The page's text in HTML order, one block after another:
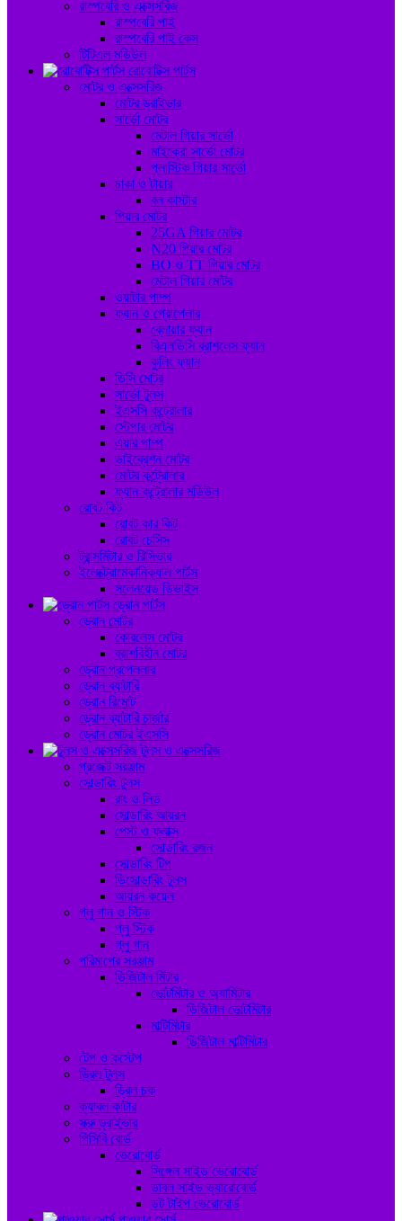
রাস্পবেরি ও এক্সেসরিজ
রাস্পবেরি পাই
রাস্পবেরি পাই কেস
টিটিএল মডিউল
রোবোটিক্স পার্টস
মোটর ও এক্সেসরিজ
মোটর ড্রাইভার
সার্ভো মোটর
মেটাল গিয়ার সার্ভো
মাইক্রো সার্ভো মোটর
প্লাস্টিক গিয়ার সার্ভো
চাকা ও টায়ার
বল কাস্টার
গিয়ার মোটর
25GA গিয়ার মোটর
N20 গিয়ার মোটর
BO ও TT গিয়ার মোটর
মেটাল গিয়ার মোটর
ওয়াটার পাম্প
ফ্যান ও প্রোপেলার
ব্লোয়ার ফ্যান
বিএলডিসি ব্রাশলেস ফ্যান
কুলিং ফ্যান
ডিসি মোটর
সার্ভো টুলস
ইএসসি কন্ট্রোলার
স্টেপার মোটর
এয়ার পাম্প
ভাইব্রেশন মোটর
মোটর কন্ট্রোলার
ফ্যান কন্ট্রোলার মডিউল
রোবট কিট
রোবট কার কিট
রোবট চেসিস
ট্রান্সমিটার ও রিসিভার
ইলেক্ট্রোমেকানিক্যাল পার্টস
সলেনয়েড ডিভাইস
ড্রোন পার্টস
ড্রোন মোটর
কোরলেস মোটর
ব্রাশবিহীন মোটর
ড্রোন প্রপেললার
ড্রোন ব্যাটারি
ড্রোন রিমোট
ড্রোন ব্যাটারি চার্জার
ড্রোন মোটর ইএসসি
টুলস ও এক্সেসরিজ
প্রজেক্ট সরঞ্জাম
সোল্ডারিং টুলস
রাং ও লিড
সোল্ডারিং আয়রন
পেস্ট ও ফ্লাক্স
সোল্ডারিং রজন
সোল্ডারিং টিপ
ডিসোল্ডারিং টুলস
আয়রন কয়েল
গ্লু গান ও স্টিক
গ্লু স্টিক
গ্লু গান
পরিমাপের সরঞ্জাম
ডিজিটাল মিটার
ভোল্টমিটার ও অ্যামিটার
ডিজিটাল ভোল্টমিটার
মাল্টিমিটার
ডিজিটাল মাল্টিমিটার
টেপ ও কস্টেপ
ড্রিল টুলস
ড্রিল চক
ক্যাবল কাটার
স্ক্রু ড্রাইভার
পিসিবি বোর্ড
ভেরোবোর্ড
সিঙ্গেল সাইড ভেরোবোর্ড
ডাবল সাইড ভ্যারোবোর্ড
ডট টাইপ ভেরোবোর্ড